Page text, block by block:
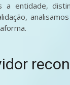
a entidade,